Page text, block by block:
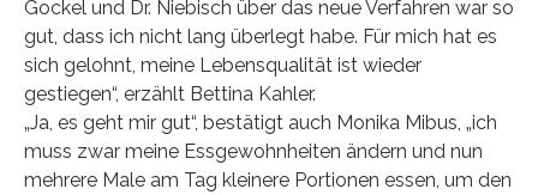
Gockel und Dr. Niebisch über das neue Verfahren war so
gut, dass ich nicht lang überlegt habe. Für mich hat es
sich gelohnt, meine Lebensqualität ist wieder
gestiegen“, erzählt Bettina Kahler.
„Ja, es geht mir gut“, bestätigt auch Monika Mibus, „ich
muss zwar meine Essgewohnheiten ändern und nun
mehrere Male am Tag kleinere Portionen essen, um den